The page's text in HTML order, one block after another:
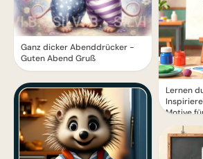
Ganz dicker Abenddrücker -
Guten Abend Gruß
Lernen
Motive